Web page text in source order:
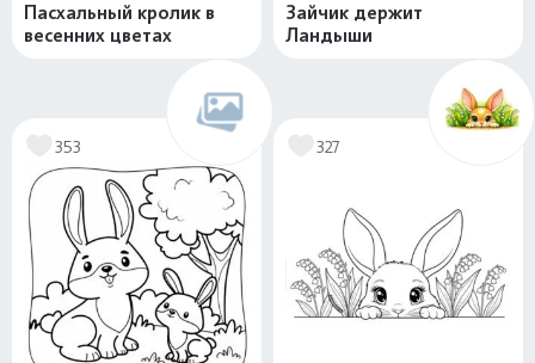
Пасхальный кролик в
весенних цветах
Зайчик держит
Ландыши
353 327